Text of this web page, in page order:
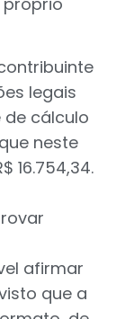
legais
de cálculo
neste
16.754,34.
afirmar
que a